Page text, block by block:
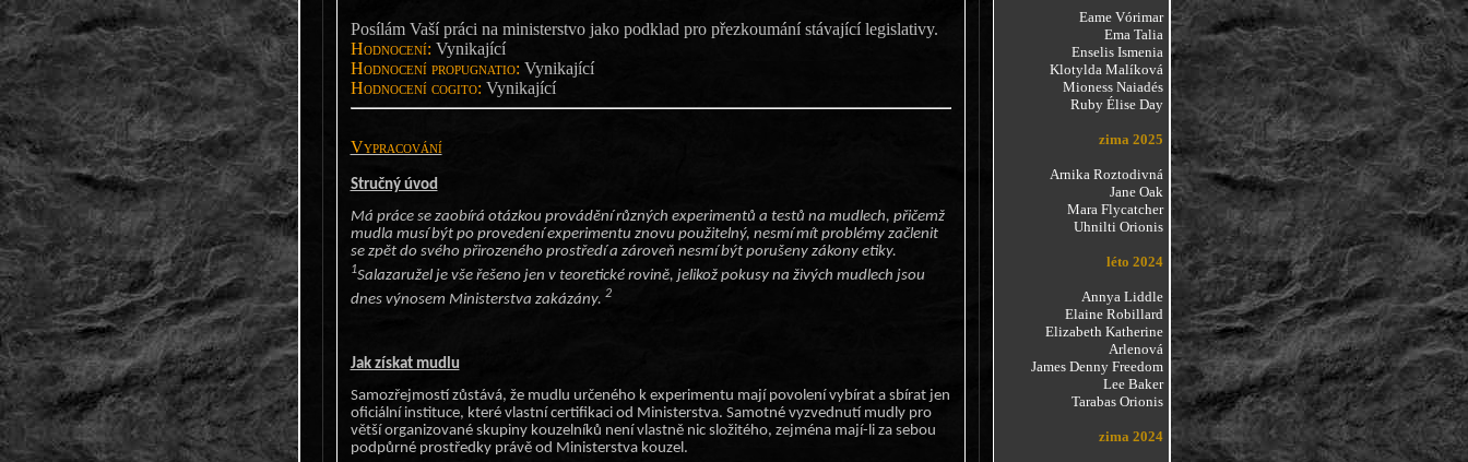
Posílám Vaší práci na ministerstvo jako podklad pro přezkoumání stávající legislativy.
Hodnocení: Vynikající
Hodnocení propugnatio: Vynikající
Hodnocení cogito: Vynikající
Vypracování
Stručný úvod
Má práce se zaobírá otázkou provádění různých experimentů a testů na mudlech, přičemž
mudla musí být po provedení experimentu znovu použitelný, nesmí mít problémy začlenit
se zpět do svého přirozeného prostředí a zároveň nesmí být porušeny zákony etiky.
1Salazaružel je vše řešeno jen v teoretické rovině, jelikož pokusy na živých mudlech jsou
dnes výnosem Ministerstva zakázány. 2
Jak získat mudlu
Samozřejmostí zůstává, že mudlu určeného k experimentu mají povolení vybírat a sbírat jen
oficiální instituce, které vlastní certifikaci od Ministerstva. Samotné vyzvednutí mudly pro
větší organizované skupiny kouzelníků není vlastně nic složitého, zejména mají-li za sebou
podpůrné prostředky právě od Ministerstva kouzel.
Eame Vórimar
Ema Talia
Enselis Ismenia
Klotylda Malíková
Mioness Naiadés
Ruby Élise Day
zima 2025
Arnika Roztodivná
Jane Oak
Mara Flycatcher
Uhnilti Orionis
léto 2024
Annya Liddle
Elaine Robillard
Elizabeth Katherine
Arlenová
James Denny Freedom
Lee Baker
Tarabas Orionis
zima 2024